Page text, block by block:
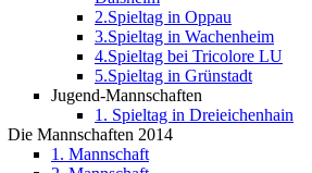
2.Spieltag in Oppau
3.Spieltag in Wachenheim
4.Spieltag bei Tricolore LU
5.Spieltag in Grünstadt
Jugend-Mannschaften
1. Spieltag in Dreieichenhain
Die Mannschaften 2014
1. Mannschaft